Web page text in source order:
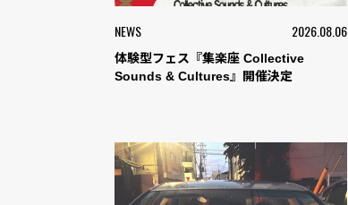
NEWS 2026.08.06
体験型フェス『集楽座 Collective
Sounds & Cultures』開催決定